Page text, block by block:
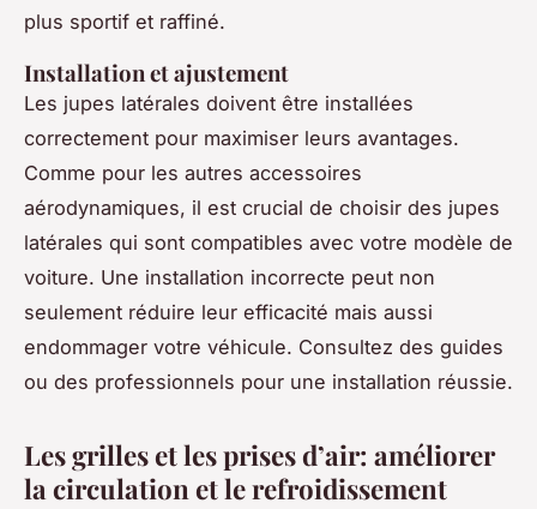
plus sportif et raffiné.
Installation et ajustement
Les jupes latérales doivent être installées
correctement pour maximiser leurs avantages.
Comme pour les autres accessoires
aérodynamiques, il est crucial de choisir des jupes
latérales qui sont compatibles avec votre modèle de
voiture. Une installation incorrecte peut non
seulement réduire leur efficacité mais aussi
endommager votre véhicule. Consultez des guides
ou des professionnels pour une installation réussie.
Les grilles et les prises d’air: améliorer
la circulation et le refroidissement